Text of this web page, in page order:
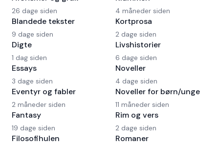
26 dage siden
Blandede tekster
9 dage siden
Digte
1 dag siden
Essays
3 dage siden
Eventyr og fabler
2 måneder siden
Fantasy
19 dage siden
Filosofihulen
4 måneder siden
Kortprosa
2 dage siden
Livshistorier
6 dage siden
Noveller
4 dage siden
Noveller for børn/unge
11 måneder siden
Rim og vers
2 dage siden
Romaner